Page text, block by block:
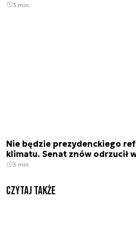
3 min.
Nie będzie prezydenckiego
klimatu. Senat znów odrzucił
3 min.
Czytaj także